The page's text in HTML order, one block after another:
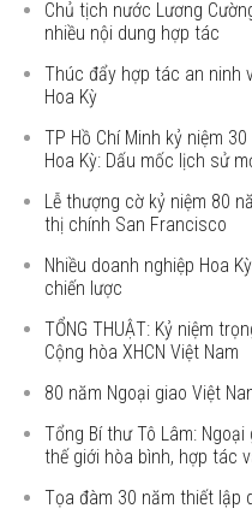
Chủ tịch nước Lương
nhiều nội dung hợp tác
Thúc đẩy hợp tác an ninh
Hoa Kỳ
TP Hồ Chí Minh kỷ niệm
Hoa Kỳ: Dấu mốc lịch sử
Lễ thượng cờ kỷ niệm 80
thị chính San Francisco
Nhiều doanh nghiệp Hoa
chiến lược
TỔNG THUẬT: Kỷ niệm
Cộng hòa XHCN Việt Nam
80 năm Ngoại giao Việt
Tổng Bí thư Tô Lâm:
thế giới hòa bình, hợp tác
Tọa đàm 30 năm thiết lập